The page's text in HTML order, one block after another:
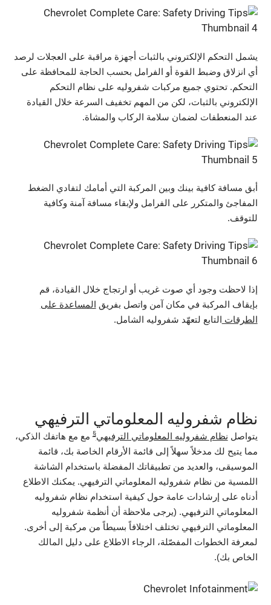
يشمل التحكم الإلكتروني بالثبات أجهزة مراقبة على العجلات لرصد
أي انزلاق وضبط القوة أو الفرامل بحسب الحاجة للمحافظة على
التحكم. تحتوي جميع مركبات شفروليه على نظام التحكم
الإلكتروني بالثبات، لكن من المهم تخفيف السرعة خلال القيادة
عند المنعطفات لضمان سلامة الركاب والمشاة.
أبق مسافة كافية بينك وبين المركبة التي أمامك لتفادي الضغط
المفاجئ والمتكرر على الفرامل ولإبقاء مسافة آمنة وكافية
للتوقف.
إذا لاحظت وجود أي صوت غريب أو ارتجاج خلال القيادة، قم
بإيقاف المركبة في مكان آمن واتصل بفريقالمساعدة على
الطرقاتالتابع لتعهّد شفروليه الشامل.
نظام شفروليه المعلوماتي الترفيهي
يتواصل نظام شفروليه المعلوماتي الترفيهي مع مع هاتفك الذكي،
مما يتيح لك مدخلاً سهلاً إلى قائمة الأرقام الخاصة بك، قائمة
الموسيقى، والعديد من تطبيقاتك المفضلة باستخدام الشاشة
اللمسية من نظام شفروليه المعلوماتي الترفيهي. يمكنك الاطلاع
أدناه على إرشادات عامة حول كيفية استخدام نظام شفروليه
المعلوماتي الترفيهي. (يرجى ملاحظة أن أنظمة شفروليه
المعلوماتي الترفيهي تختلف اختلافاً بسيطاً من مركبة إلى أخرى.
لمعرفة الخطوات المفصّلة، الرجاء الاطلاع على دليل المالك
الخاص بك).